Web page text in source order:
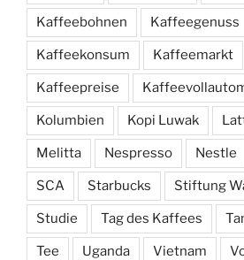
Kaffeebohnen Kaffeegenuss
Kaffeekonsum Kaffeemarkt
Kaffeepreise
Kolumbien Kopi Luwak
Melitta Nespresso Nestle
SCA Starbucks Stiftung
Studie Tag des Kaffees
Tee Uganda Vietnam